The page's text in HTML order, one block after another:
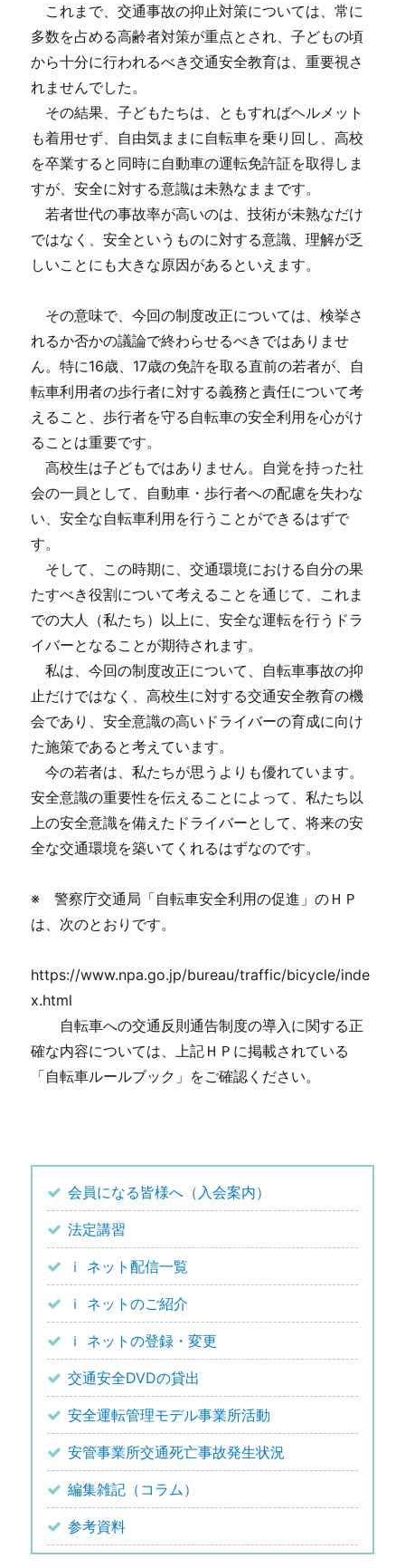
これまで、交通事故の抑止対策については、常に
多数を占める高齢者対策が重点とされ、子どもの頃
から十分に行われるべき交通安全教育は、重要視さ
れませんでした。
その結果、子どもたちは、ともすればヘルメット
も着用せず、自由気ままに自転車を乗り回し、高校
を卒業すると同時に自動車の運転免許証を取得しま
すが、安全に対する意識は未熟なままです。
若者世代の事故率が高いのは、技術が未熟なだけ
ではなく、安全というものに対する意識、理解が乏
しいことにも大きな原因があるといえます。
その意味で、今回の制度改正については、検挙さ
れるか否かの議論で終わらせるべきではありませ
ん。特に16歳、17歳の免許を取る直前の若者が、自
転車利用者の歩行者に対する義務と責任について考
えること、歩行者を守る自転車の安全利用を心がけ
ることは重要です。
高校生は子どもではありません。自覚を持った社
会の一員として、自動車・歩行者への配慮を失わな
い、安全な自転車利用を行うことができるはずで
す。
そして、この時期に、交通環境における自分の果
たすべき役割について考えることを通じて、これま
での大人（私たち）以上に、安全な運転を行うドラ
イバーとなることが期待されます。
私は、今回の制度改正について、自転車事故の抑
止だけではなく、高校生に対する交通安全教育の機
会であり、安全意識の高いドライバーの育成に向け
た施策であると考えています。
今の若者は、私たちが思うよりも優れています。
安全意識の重要性を伝えることによって、私たち以
上の安全意識を備えたドライバーとして、将来の安
全な交通環境を築いてくれるはずなのです。
※ 警察庁交通局「自転車安全利用の促進」のＨＰ
は、次のとおりです。
https://www.npa.go.jp/bureau/traffic/bicycle/inde
x.html
自転車への交通反則通告制度の導入に関する正
確な内容については、上記ＨＰに掲載されている
「自転車ルールブック」をご確認ください。
会員になる皆様へ（入会案内）
法定講習
ｉ ネット配信一覧
ｉ ネットのご紹介
ｉ ネットの登録・変更
交通安全DVDの貸出
安全運転管理モデル事業所活動
安管事業所交通死亡事故発生状況
編集雑記（コラム）
参考資料